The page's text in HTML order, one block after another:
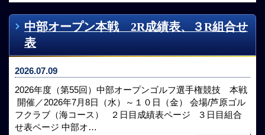
中部オープン本戦 2R成績表、３R組合せ
表
2026.07.09
2026年度（第55回）中部オープンゴルフ選手権競技 本戦
開催／2026年7月8日（水）～１０日（金） 会場/芦原ゴル
フクラブ（海コース） ２日目成績表ページ ３日目組合
せ表ページ 中部オ…